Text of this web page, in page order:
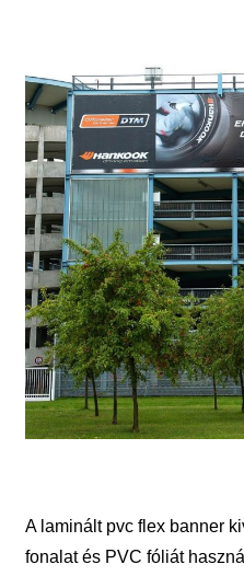
A laminált pvc flex banner
fonalat és PVC fóliát